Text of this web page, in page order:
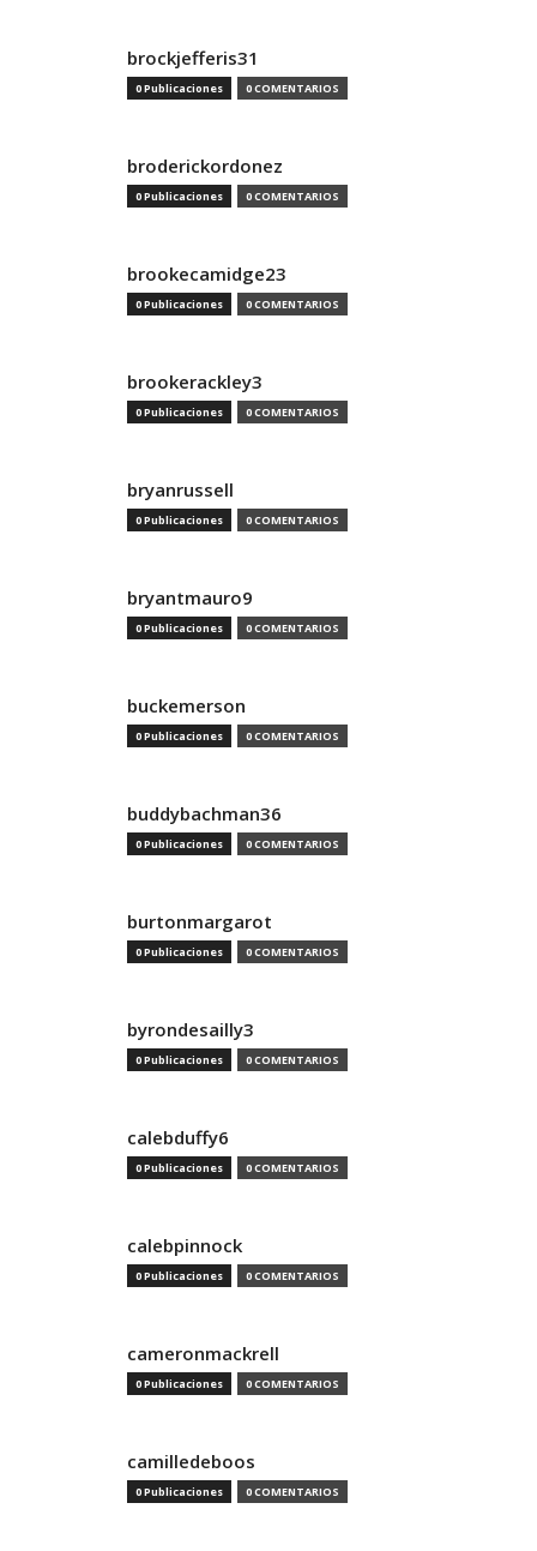
brockjefferis31
0 Publicaciones 0 COMENTARIOS
broderickordonez
0 Publicaciones 0 COMENTARIOS
brookecamidge23
0 Publicaciones 0 COMENTARIOS
brookerackley3
0 Publicaciones 0 COMENTARIOS
bryanrussell
0 Publicaciones 0 COMENTARIOS
bryantmauro9
0 Publicaciones 0 COMENTARIOS
buckemerson
0 Publicaciones 0 COMENTARIOS
buddybachman36
0 Publicaciones 0 COMENTARIOS
burtonmargarot
0 Publicaciones 0 COMENTARIOS
byrondesailly3
0 Publicaciones 0 COMENTARIOS
calebduffy6
0 Publicaciones 0 COMENTARIOS
calebpinnock
0 Publicaciones 0 COMENTARIOS
cameronmackrell
0 Publicaciones 0 COMENTARIOS
camilledeboos
0 Publicaciones 0 COMENTARIOS